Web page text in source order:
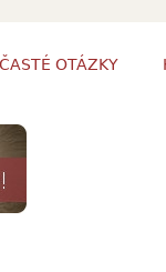
ČASTÉ OTÁZKY